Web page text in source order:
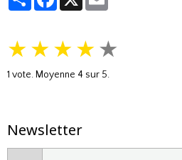
★ ★ ★ ★ ★
1 vote. Moyenne 4 sur 5.
Newsletter